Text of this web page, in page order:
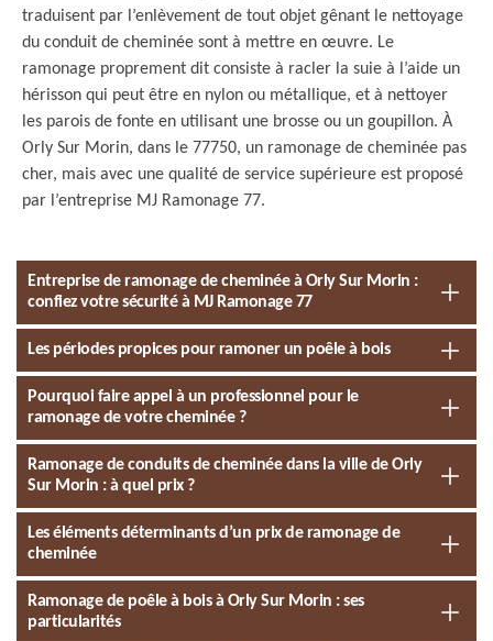
traduisent par l’enlèvement de tout objet gênant le nettoyage
du conduit de cheminée sont à mettre en œuvre. Le
ramonage proprement dit consiste à racler la suie à l’aide un
hérisson qui peut être en nylon ou métallique, et à nettoyer
les parois de fonte en utilisant une brosse ou un goupillon. À
Orly Sur Morin, dans le 77750, un ramonage de cheminée pas
cher, mais avec une qualité de service supérieure est proposé
par l’entreprise MJ Ramonage 77.
Entreprise de ramonage de cheminée à Orly Sur Morin :
confiez votre sécurité à MJ Ramonage 77
Les périodes propices pour ramoner un poêle à bois
Pourquoi faire appel à un professionnel pour le
ramonage de votre cheminée ?
Ramonage de conduits de cheminée dans la ville de Orly
Sur Morin : à quel prix ?
Les éléments déterminants d’un prix de ramonage de
cheminée
Ramonage de poêle à bois à Orly Sur Morin : ses
particularités